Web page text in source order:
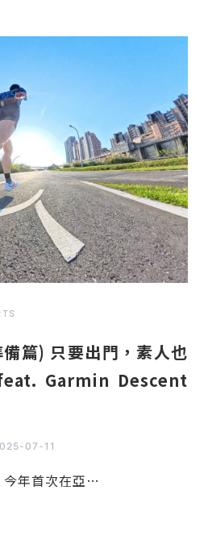
篇) 只要出門，素人也
Garmin Descent
07-11
年首次在亞…